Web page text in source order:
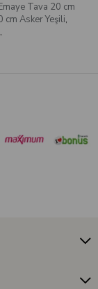
Tava 20 cm
cm Asker Yeşili,
,